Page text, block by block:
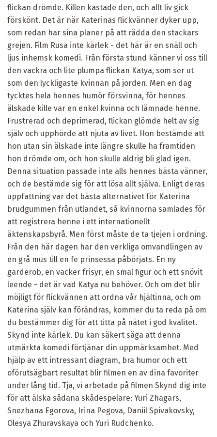
flickan drömde. Killen kastade den, och allt liv gick
förskönt. Det är när Katerinas flickvänner dyker upp,
som redan har sina planer på att rädda den stackars
grejen. Film Rusa inte kärlek - det här är en snäll och
ljus inhemsk komedi. Från första stund känner vi oss till
den vackra och lite plumpa flickan Katya, som ser ut
som den lyckligaste kvinnan på jorden. Men en dag
tycktes hela hennes humör försvinna, för hennes
älskade kille var en enkel kvinna och lämnade henne.
Frustrerad och deprimerad, flickan glömde helt av sig
själv och upphörde att njuta av livet. Hon bestämde att
hon utan sin älskade inte längre skulle ha framtiden
hon drömde om, och hon skulle aldrig bli glad igen.
Denna situation passade inte alls hennes bästa vänner,
och de bestämde sig för att lösa allt själva. Enligt deras
uppfattning var det bästa alternativet för Katerina
brudgummen från utlandet, så kvinnorna samlades för
att registrera henne i ett internationellt
äktenskapsbyrå. Men först måste de ta tjejen i ordning.
Från den här dagen har den verkliga omvandlingen av
en grå mus till en fe prinsessa påbörjats. En ny
garderob, en vacker frisyr, en smal figur och ett snövit
leende - det är vad Katya nu behöver. Och om det blir
möjligt för flickvännen att ordna vår hjältinna, och om
Katerina själv kan förändras, kommer du ta reda på om
du bestämmer dig för att titta på nätet i god kvalitet.
Skynd inte kärlek. Du kan säkert säga att denna
utmärkta komedi förtjänar din uppmärksamhet. Med
hjälp av ett intressant diagram, bra humor och ett
oförutsägbart resultat blir filmen en av dina favoriter
under lång tid. Tja, vi arbetade på filmen Skynd dig inte
för att älska sådana skådespelare: Yuri Zhagars,
Snezhana Egorova, Irina Pegova, Daniil Spivakovsky,
Olesya Zhuravskaya och Yuri Rudchenko.